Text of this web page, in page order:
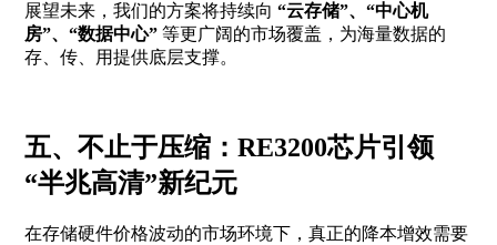
展望未来，我们的方案将持续向 “云存储”、“中心机
房”、“数据中心” 等更广阔的市场覆盖，为海量数据的
存、传、用提供底层支撑。
五、不止于压缩：RE3200芯片引领
“半兆高清”新纪元
在存储硬件价格波动的市场环境下，真正的降本增效需要